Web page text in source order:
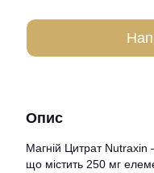
Опис
Магній Цитрат Nutraxin
що містить 250 мг